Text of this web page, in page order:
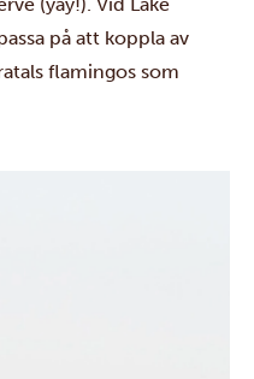
på att koppla av
flamingos som